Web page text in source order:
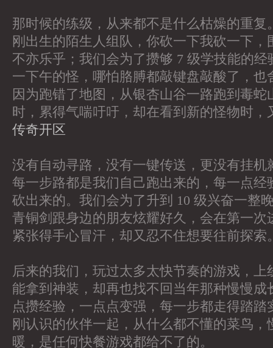
那时候的练级，从来都不是什么枯燥的重复
刚出生的陌生人组队，你砍一下我砍一下，
不亦乐乎；我们会为了攒够 7 级学技能的
一下午的怪，哪怕胳膊都敲键盘敲酸了，也
因为跑错了地图，从银杏山谷一路跑到毒蛇
时，累得气喘吁吁，却在看到新的怪物时，
传奇开区
没有自动寻路，没有一键传送，更没有挂机
每一步路都是我们自己跑出来的，每一点经
砍出来的。我们会为了升到 10 级兴奋一整
青铜剑跟身边的朋友炫耀好久，会在第一次
紧张得手心冒汗，却又忍不住想要往前探索
后来的我们，玩过太多太快节奏的游戏，上
能拿到神装，却再也找不回当年那种慢慢成
点攒经验，一点点变强，每一步都走得踏踏
刚认识的伙伴一起，从什么都不懂的菜鸟，
暖，是任何快餐游戏都给不了的。